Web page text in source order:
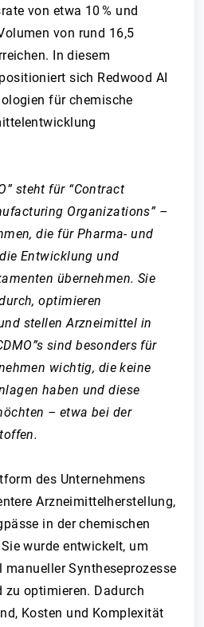
von etwa 10 % und
von rund 16,5
In diesem
sich Redwood AI
für chemische
steht für “Contract
Organizations” –
die für Pharma- und
Entwicklung und
übernehmen. Sie
optimieren
stellen Arzneimittel in
sind besonders für
wichtig, die keine
haben und diese
– etwa bei der
des Unternehmens
Arzneimittelherstellung,
in der chemischen
wurde entwickelt, um
Syntheseprozesse
optimieren. Dadurch
Kosten und Komplexität